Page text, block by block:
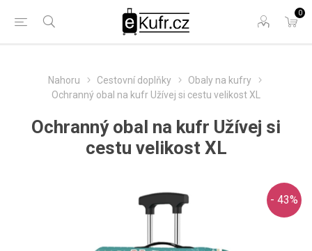
0
Nahoru Cestovní doplňky
Obaly na kufry
Ochranný obal na kufr Užívej si cestu velikost XL
Ochranný obal na kufr Užívej si
cestu velikost XL
- 43%